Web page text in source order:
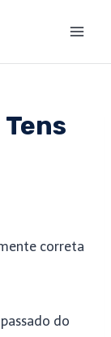
correta
do